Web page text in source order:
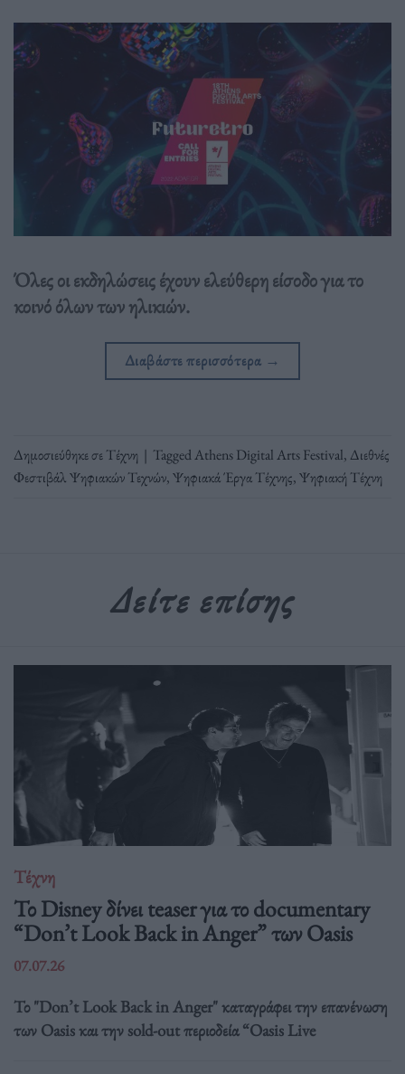
Όλες οι εκδηλώσεις έχουν ελεύθερη είσοδο για το
κοινό όλων των ηλικιών.
Διαβάστε περισσότερα →
Δημοσιεύθηκε σεΤέχνη | TaggedAthens Digital Arts Festival, Διεθνές
Φεστιβάλ Ψηφιακών Τεχνών,Ψηφιακά Έργα Τέχνης,Ψηφιακή Τέχνη
Δείτε επίσης
Τέχνη
Το Disney δίνει teaser για το documentary
“Don’t Look Back in Anger” των Oasis
07.07.26
Το "Don’t Look Back in Anger" καταγράφει την επανένωση
των Oasis και την sold-out περιοδεία “Oasis Live